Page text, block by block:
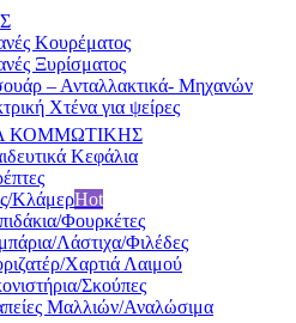
Κουρέματος
Ξυρίσματος
– Ανταλλακτικά- Μηχανών
Χτένα για ψείρες
ΚΟΜΜΩΤΙΚΗΣ
Κεφάλια
ΚλάμερHot
Φουρκέτες
Λάστιχα/Φιλέδες
Χαρτιά Λαιμού
Σκούπες
Μαλλιών/Αναλώσιμα